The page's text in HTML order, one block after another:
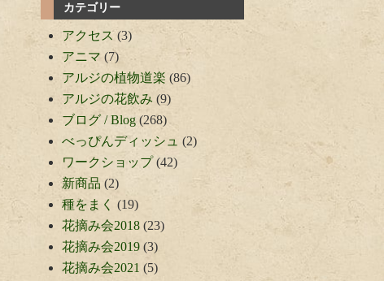
カテゴリー
アクセス(3)
アニマ (7)
アルジの植物道楽 (86)
アルジの花飲み (9)
ブログ / Blog(268)
べっぴんディッシュ (2)
ワークショップ(42)
新商品 (2)
種をまく (19)
花摘み会2018(23)
花摘み会2019(3)
花摘み会2021 (5)